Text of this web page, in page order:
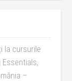
la cursurile
Essentials,
–